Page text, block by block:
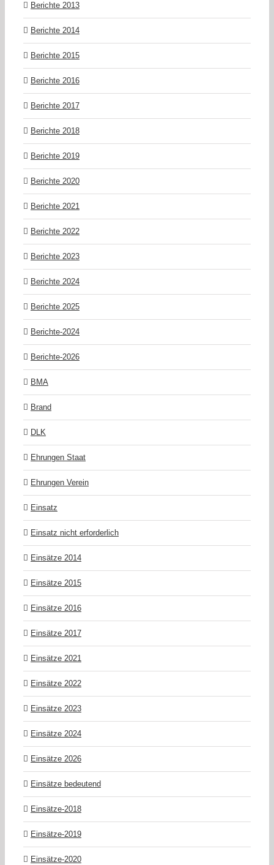
Berichte 2013
Berichte 2014
Berichte 2015
Berichte 2016
Berichte 2017
Berichte 2018
Berichte 2019
Berichte 2020
Berichte 2021
Berichte 2022
Berichte 2023
Berichte 2024
Berichte 2025
Berichte-2024
Berichte-2026
BMA
Brand
DLK
Ehrungen Staat
Ehrungen Verein
Einsatz
Einsatz nicht erforderlich
Einsätze 2014
Einsätze 2015
Einsätze 2016
Einsätze 2017
Einsätze 2021
Einsätze 2022
Einsätze 2023
Einsätze 2024
Einsätze 2026
Einsätze bedeutend
Einsätze-2018
Einsätze-2019
Einsätze-2020